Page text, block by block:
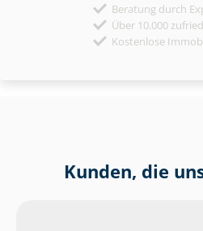
Beratung durch
Über 10.000
Kostenlose
Kunden, die